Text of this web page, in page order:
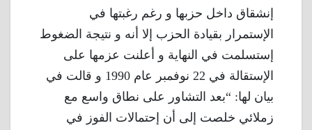
إنشقاق داخل حزبها و رغم رغبتها في
الإستمرار بقيادة الحزب إلا أنه و نتيجة الضغوط
إستسلمت في النهاية و أعلنت عزمها على
الإستقالة في 22 نوفمبر عام 1990 و قالت في
بيان لها: “بعد التشاور على نطاق واسع مع
زملائي خلصت إلى أن إحتمالات الفوز في